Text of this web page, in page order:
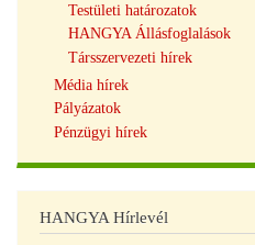
Testületi határozatok
HANGYA Állásfoglalások
Társszervezeti hírek
Média hírek
Pályázatok
Pénzügyi hírek
HANGYA Hírlevél